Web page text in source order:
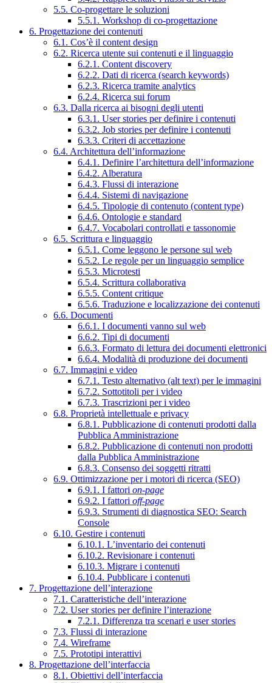
5.5. Co-progettare le soluzioni
5.5.1. Workshop di co-progettazione
6. Progettazione dei contenuti
6.1. Cos’è il content design
6.2. Ricerca utente sui contenuti e il linguaggio
6.2.1. Content discovery
6.2.2. Dati di ricerca (search keywords)
6.2.3. Ricerca tramite analytics
6.2.4. Ricerca sui forum
6.3. Dalla ricerca ai bisogni degli utenti
6.3.1. User stories per definire i contenuti
6.3.2. Job stories per definire i contenuti
6.3.3. Criteri di accettazione
6.4. Architettura dell’informazione
6.4.1. Definire l’architettura dell’informazione
6.4.2. Alberatura
6.4.3. Flussi di interazione
6.4.4. Sistemi di navigazione
6.4.5. Tipologie di contenuto (content type)
6.4.6. Ontologie e standard
6.4.7. Vocabolari controllati e tassonomie
6.5. Scrittura e linguaggio
6.5.1. Come leggono le persone sul web
6.5.2. Le regole per un linguaggio semplice
6.5.3. Microtesti
6.5.4. Scrittura collaborativa
6.5.5. Content critique
6.5.6. Traduzione e localizzazione dei contenuti
6.6. Documenti
6.6.1. I documenti vanno sul web
6.6.2. Tipi di documenti
6.6.3. Formato di lettura dei documenti elettronici
6.6.4. Modalità di produzione dei documenti
6.7. Immagini e video
6.7.1. Testo alternativo (alt text) per le immagini
6.7.2. Sottotitoli per i video
6.7.3. Trascrizioni per i video
6.8. Proprietà intellettuale e privacy
6.8.1. Pubblicazione di contenuti prodotti dalla
Pubblica Amministrazione
6.8.2. Pubblicazione di contenuti non prodotti
dalla Pubblica Amministrazione
6.8.3. Consenso dei soggetti ritratti
6.9. Ottimizzazione per i motori di ricerca (SEO)
6.9.1. I fattori on-page
6.9.2. I fattori off-page
6.9.3. Strumenti di diagnostica SEO: Search
Console
6.10. Gestire i contenuti
6.10.1. L’inventario dei contenuti
6.10.2. Revisionare i contenuti
6.10.3. Migrare i contenuti
6.10.4. Pubblicare i contenuti
7. Progettazione dell’interazione
7.1. Caratteristiche dell’interazione
7.2. User stories per definire l’interazione
7.2.1. Differenza tra scenari e user stories
7.3. Flussi di interazione
7.4. Wireframe
7.5. Prototipi interattivi
8. Progettazione dell’interfaccia
8.1. Obiettivi dell’interfaccia